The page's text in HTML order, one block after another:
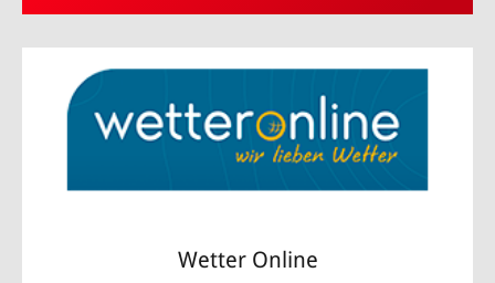
Wetter Online